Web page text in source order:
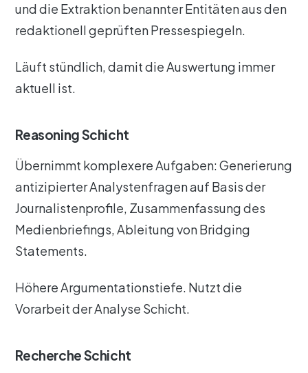
und die Extraktion benannter Entitäten aus den
redaktionell geprüften Pressespiegeln.
Läuft stündlich, damit die Auswertung immer
aktuell ist.
Reasoning Schicht
Übernimmt komplexere Aufgaben: Generierung
antizipierter Analystenfragen auf Basis der
Journalistenprofile, Zusammenfassung des
Medienbriefings, Ableitung von Bridging
Statements.
Höhere Argumentationstiefe. Nutzt die
Vorarbeit der Analyse Schicht.
Recherche Schicht